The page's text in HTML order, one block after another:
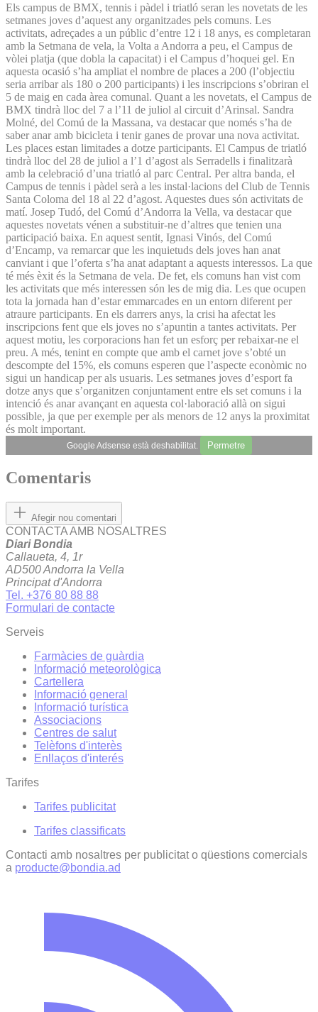
Els campus de BMX, tennis i pàdel i triatló seran les novetats de les
setmanes joves d’aquest any organitzades pels comuns. Les
activitats, adreçades a un públic d’entre 12 i 18 anys, es completaran
amb la Setmana de vela, la Volta a Andorra a peu, el Campus de
vòlei platja (que dobla la capacitat) i el Campus d’hoquei gel. En
aquesta ocasió s’ha ampliat el nombre de places a 200 (l’objectiu
seria arribar als 180 o 200 participants) i les inscripcions s’obriran el
5 de maig en cada àrea comunal. Quant a les novetats, el Campus de
BMX tindrà lloc del 7 a l’11 de juliol al circuit d’Arinsal. Sandra
Molné, del Comú de la Massana, va destacar que només s’ha de
saber anar amb bicicleta i tenir ganes de provar una nova activitat.
Les places estan limitades a dotze participants. El Campus de triatló
tindrà lloc del 28 de juliol a l’1 d’agost als Serradells i finalitzarà
amb la celebració d’una triatló al parc Central. Per altra banda, el
Campus de tennis i pàdel serà a les instal·lacions del Club de Tennis
Santa Coloma del 18 al 22 d’agost. Aquestes dues són activitats de
matí. Josep Tudó, del Comú d’An­dorra la Vella, va destacar que
aquestes novetats vénen a substituir-ne d’altres que tenien una
participació baixa. En aquest sentit, Ignasi Vinós, del Comú
d’Encamp, va remarcar que les inquietuds dels joves han anat
canviant i que l’oferta s’ha anat adaptant a aquests interessos. La que
té més èxit és la Setmana de vela. De fet, els comuns han vist com
les activitats que més interessen són les de mig dia. Les que ocupen
tota la jornada han d’estar emmarcades en un entorn diferent per
atraure participants. En els darrers anys, la crisi ha afectat les
inscripcions fent que els joves no s’apuntin a tantes activitats. Per
aquest motiu, les corporacions han fet un esforç per rebaixar-ne el
preu. A més, tenint en compte que amb el carnet jove s’obté un
descompte del 15%, els comuns esperen que l’aspecte econòmic no
sigui un handicap per als usuaris. Les setmanes joves d’esport fa
dotze anys que s’organitzen conjuntament entre els set comuns i la
intenció és anar avançant en aquesta col·laboració allà on sigui
possible, ja que per exemple per als menors de 12 anys la proximitat
és molt important.
Google Adsense està deshabilitat. Permetre
Comentaris
Afegir nou comentari
CONTACTA AMB NOSALTRES
Diari Bondia
Callaueta, 4, 1r
AD500 Andorra la Vella
Principat d'Andorra
Tel. +376 80 88 88
Formulari de contacte
Serveis
Farmàcies de guàrdia
Informació meteorològica
Cartellera
Informació general
Informació turística
Associacions
Centres de salut
Telèfons d'interès
Enllaços d'interés
Tarifes
Tarifes publicitat
Tarifes classificats
Contacti amb nosaltres per publicitat o qüestions comercials
a producte@bondia.ad